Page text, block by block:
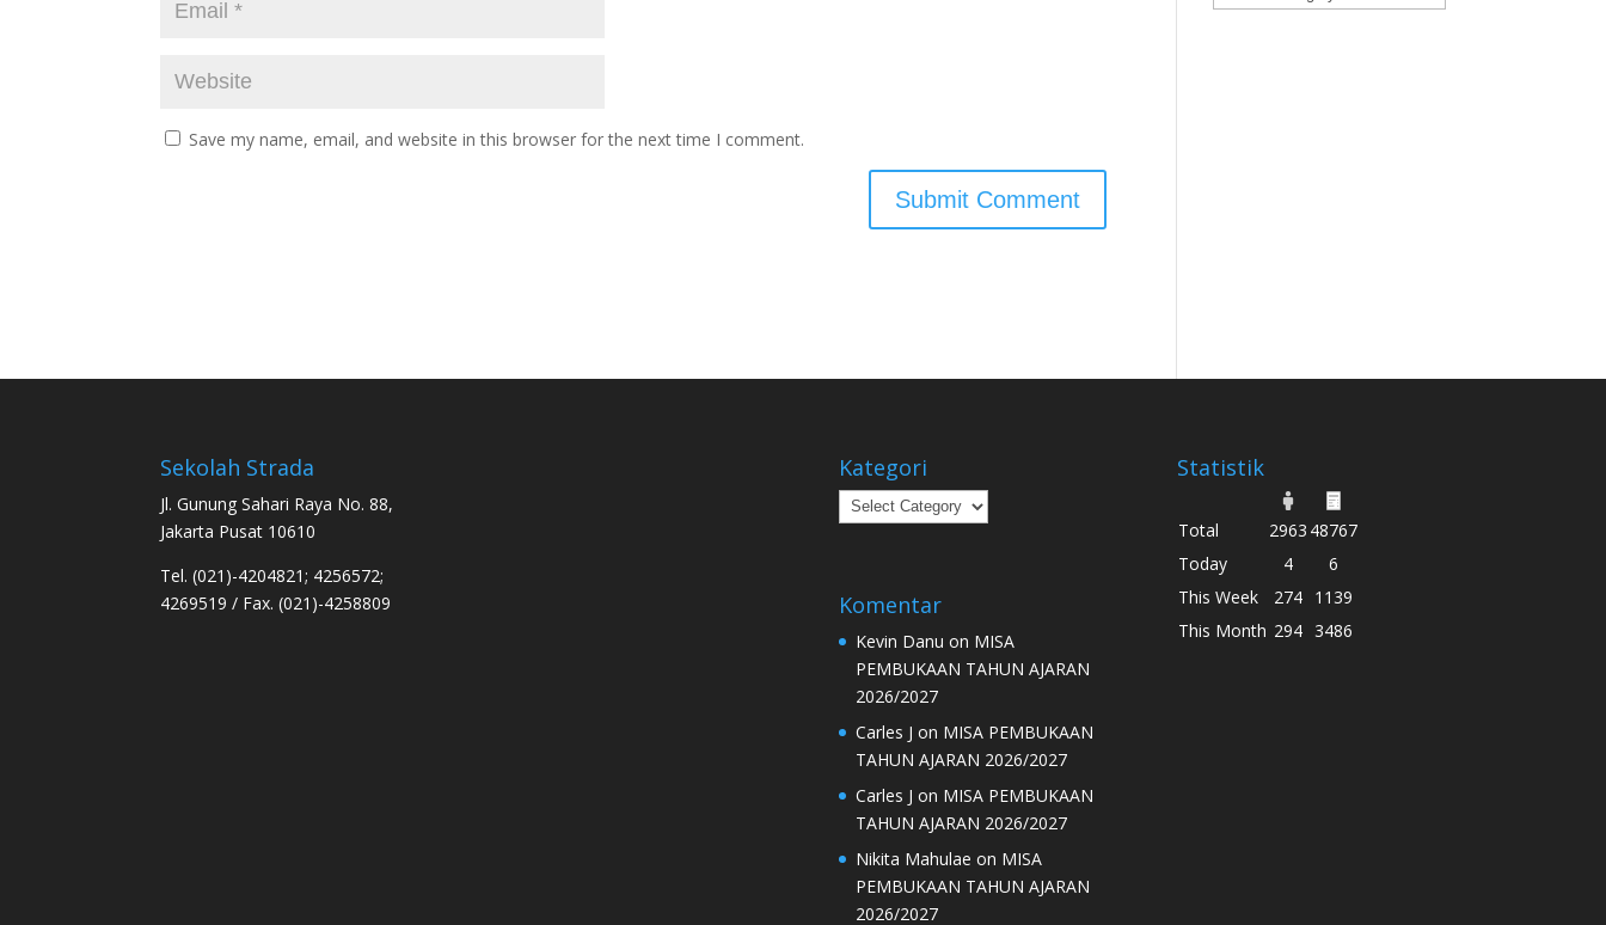
Save my name, email, and website in this browser for the next time I comment.
Sekolah Strada
Jl. Gunung Sahari Raya No. 88,
Jakarta Pusat 10610
Tel. (021)-4204821; 4256572;
4269519 / Fax. (021)-4258809
Kategori
Kategori
Komentar
Kevin Danu on MISA
PEMBUKAAN TAHUN AJARAN
2026/2027
Carles J on MISA PEMBUKAAN
TAHUN AJARAN 2026/2027
Carles J on MISA PEMBUKAAN
TAHUN AJARAN 2026/2027
Nikita Mahulae on MISA
PEMBUKAAN TAHUN AJARAN
2026/2027
Statistik
Total 2963 48767
Today
4
6
This Week
274 1139
This Month 294 3486